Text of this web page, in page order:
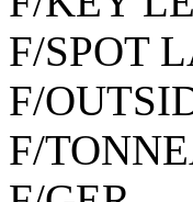
F/SPOT
F/
F/